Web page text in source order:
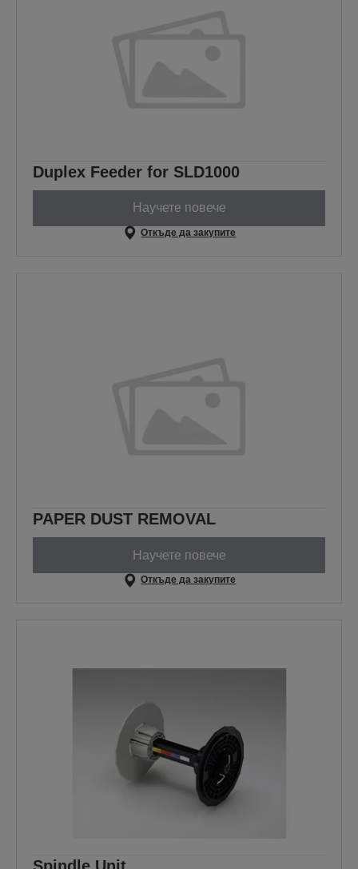
Duplex Feeder for SLD1000
Научете повече
Откъде да закупите
PAPER DUST REMOVAL
Научете повече
Откъде да закупите